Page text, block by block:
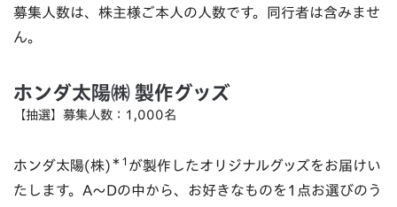
募集人数は、株主様ご本人の人数です。同行者は含みませ
ん。
ホンダ太陽㈱ 製作グッズ
【抽選】募集人数：1,000名
ホンダ太陽(株) ＊1 が製作したオリジナルグッズをお届けい
たします。A～Dの中から、お好きなものを1点お選びのう